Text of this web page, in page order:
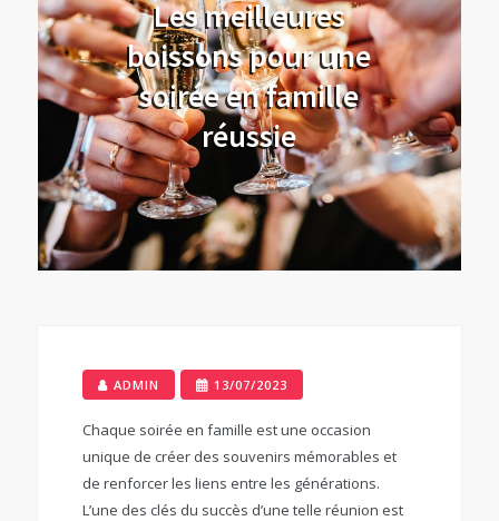
Les meilleures
boissons pour une
soirée en famille
réussie
ADMIN 13/07/2023
Chaque soirée en famille est une occasion
unique de créer des souvenirs mémorables et
de renforcer les liens entre les générations.
L’une des clés du succès d’une telle réunion est